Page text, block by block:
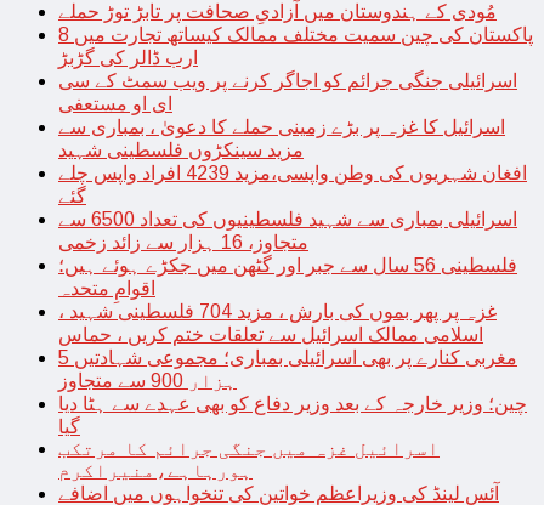
مُودی کے ہندوستان میں آزادیِ صحافت پر تابڑ توڑ حملے
پاکستان کی چین سمیت مختلف ممالک کیساتھ تجارت میں 8
ارب ڈالر کی گڑبڑ
اسرائیلی جنگی جرائم کو اجاگر کرنے پر ویب سمٹ کے سی
ای او مستعفی
اسرائیل کا غزہ پر بڑے زمینی حملے کا دعویٰ ، بمباری سے
مزید سینکڑوں فلسطینی شہید
افغان شہریوں کی وطن واپسی،مزید 4239 افراد واپس چلے
گئے
اسرائیلی بمباری سے شہید فلسطینیوں کی تعداد 6500 سے
متجاوز، 16 ہزار سے زائد زخمی
فلسطینی 56 سال سے جبر اور گٹھن میں جکڑے ہوئے ہیں؛
اقوامِ متحدہ
غزہ پر پھر بموں کی بارش ، مزید 704 فلسطینی شہید ،
اسلامی ممالک اسرائیل سے تعلقات ختم کریں ، حماس
مغربی کنارے پر بھی اسرائیلی بمباری؛ مجموعی شہادتیں 5
ہزار 900 سے متجاوز
چین؛ وزیر خارجہ کے بعد وزیر دفاع کو بھی عہدے سے ہٹا دیا
گیا
اسرائیل غزہ میں جنگی جرائم کا مرتکب
ہورہاہے،منیراکرم
آئس لینڈ کی وزیراعظم خواتین کی تنخواہوں میں اضافے